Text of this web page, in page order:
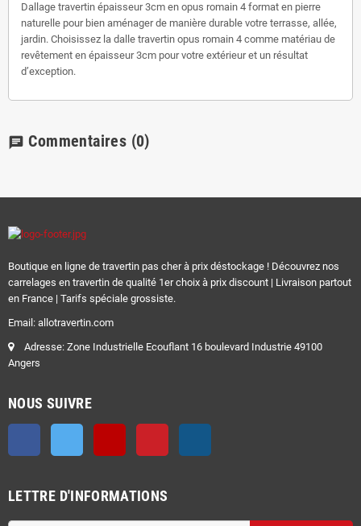
Dallage travertin épaisseur 3cm en opus romain 4 format en pierre
naturelle pour bien aménager de manière durable votre terrasse, allée,
jardin. Choisissez la dalle travertin opus romain 4 comme matériau de
revêtement en épaisseur 3cm pour votre extérieur et un résultat
d’exception.
chat Commentaires (0)
Boutique en ligne de travertin pas cher à prix déstockage ! Découvrez nos
carrelages en travertin de qualité 1er choix à prix discount | Livraison partout
en France | Tarifs spéciale grossiste.
Email: allotravertin.com
Adresse: Zone Industrielle Ecouflant 16 boulevard Industrie 49100
Angers
NOUS SUIVRE
Facebook Twitter YouTube
LETTRE D'INFORMATIONS